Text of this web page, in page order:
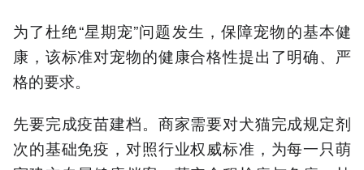
为了杜绝“星期宠”问题发生，保障宠物的基本健
康，该标准对宠物的健康合格性提出了明确、严
格的要求。
先要完成疫苗建档。商家需要对犬猫完成规定剂
次的基础免疫，对照行业权威标准，为每一只萌